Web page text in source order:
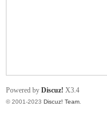
Powered by Discuz! X3.4
© 2001-2023 Discuz! Team.